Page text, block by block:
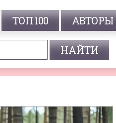
ТОП 100 АВТОРЫ